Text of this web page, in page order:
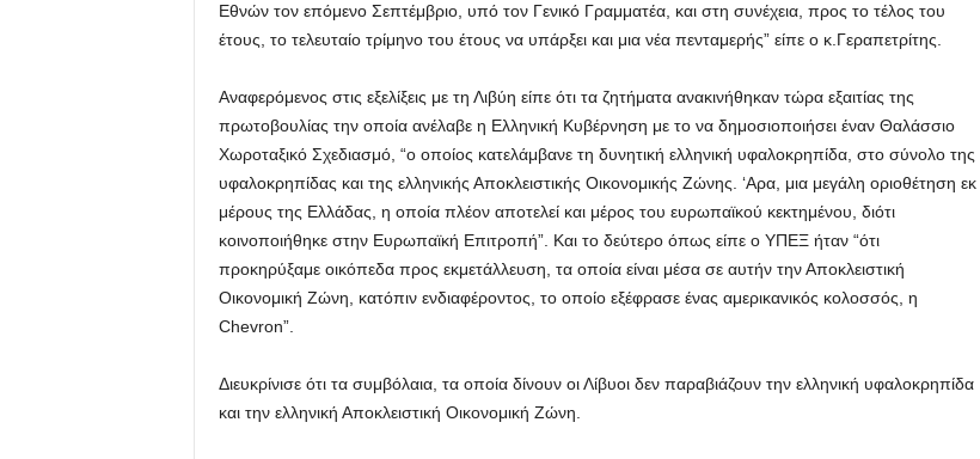
Εθνών τον επόμενο Σεπτέμβριο, υπό τον Γενικό Γραμματέα, και στη συνέχεια, προς το τέλος του
έτους, το τελευταίο τρίμηνο του έτους να υπάρξει και μια νέα πενταμερής” είπε ο κ.Γεραπετρίτης.
Αναφερόμενος στις εξελίξεις με τη Λιβύη είπε ότι τα ζητήματα ανακινήθηκαν τώρα εξαιτίας της
πρωτοβουλίας την οποία ανέλαβε η Ελληνική Κυβέρνηση με το να δημοσιοποιήσει έναν Θαλάσσιο
Χωροταξικό Σχεδιασμό, “ο οποίος κατελάμβανε τη δυνητική ελληνική υφαλοκρηπίδα, στο σύνολο της
υφαλοκρηπίδας και της ελληνικής Αποκλειστικής Οικονομικής Ζώνης. ‘Αρα, μια μεγάλη οριοθέτηση εκ
μέρους της Ελλάδας, η οποία πλέον αποτελεί και μέρος του ευρωπαϊκού κεκτημένου, διότι
κοινοποιήθηκε στην Ευρωπαϊκή Επιτροπή”. Και το δεύτερο όπως είπε ο ΥΠΕΞ ήταν “ότι
προκηρύξαμε οικόπεδα προς εκμετάλλευση, τα οποία είναι μέσα σε αυτήν την Αποκλειστική
Οικονομική Ζώνη, κατόπιν ενδιαφέροντος, το οποίο εξέφρασε ένας αμερικανικός κολοσσός, η
Chevron”.
Διευκρίνισε ότι τα συμβόλαια, τα οποία δίνουν οι Λίβυοι δεν παραβιάζουν την ελληνική υφαλοκρηπίδα
και την ελληνική Αποκλειστική Οικονομική Ζώνη.